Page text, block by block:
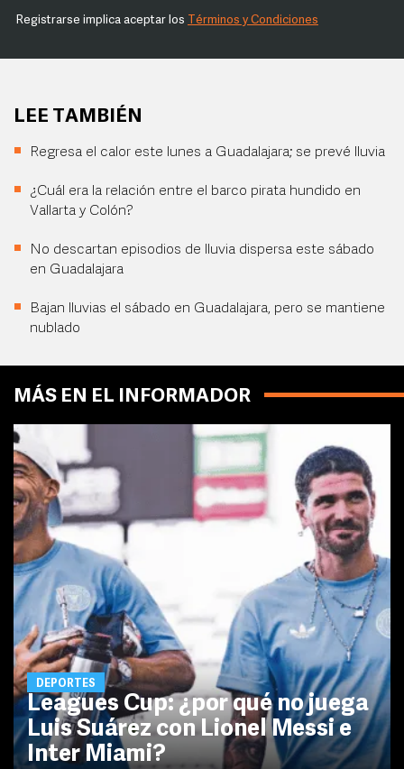
Registrarse implica aceptar los Términos y Condiciones
LEE TAMBIÉN
Regresa el calor este lunes a Guadalajara; se prevé lluvia
¿Cuál era la relación entre el barco pirata hundido en
Vallarta y Colón?
No descartan episodios de lluvia dispersa este sábado
en Guadalajara
Bajan lluvias el sábado en Guadalajara, pero se mantiene
nublado
MÁS EN EL INFORMADOR
DEPORTES
Leagues Cup: ¿por qué no juega
Luis Suárez con Lionel Messi e
Inter Miami?